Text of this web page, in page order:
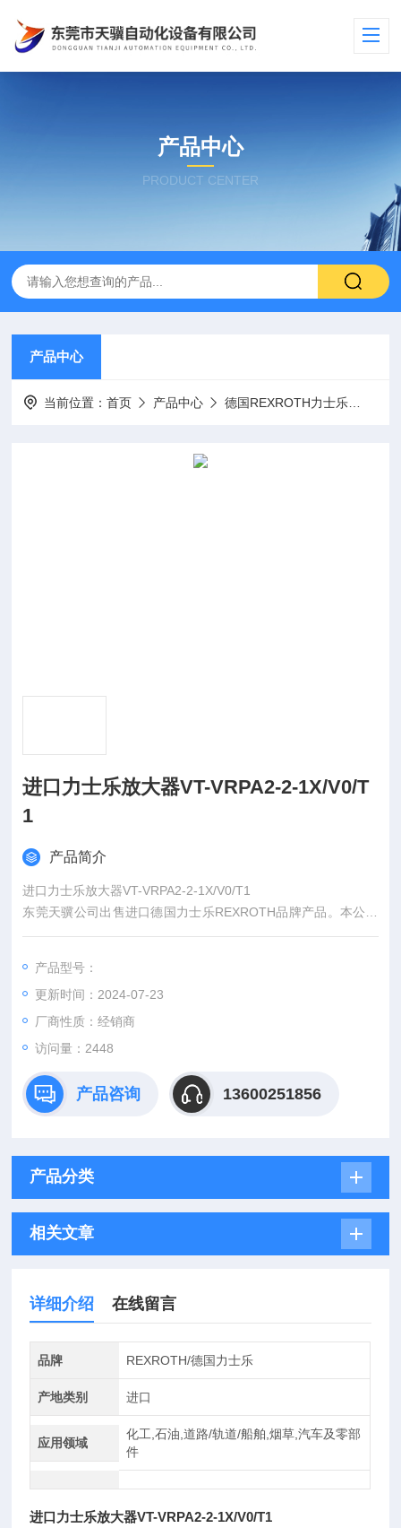
产品中心
PRODUCT CENTER
产品中心
当前位置：首页 产品中心 德国REXROTH力士乐
进口力士乐放大器VT-VRPA2-2-1X/V0/T
1
产品简介
进口力士乐放大器VT-VRPA2-2-1X/V0/T1
东莞天骥公司出售进口德国力士乐REXROTH品牌产品。本公司
以“优质产品，高效服务，以客为先"的宗旨，为您提供原装厂家
务，从而赢得客户的*好评。欢迎放大新老客户来咨询！
产品型号：
更新时间：2024-07-23
厂商性质：经销商
访问量：2448
产品咨询 13600251856
产品分类
相关文章
详细介绍 在线留言
品牌 REXROTH/德国力士乐
产地类别 进口
应用领域
化工,石油,道路/轨道/船舶,烟草,汽车及零部
件
进口力士乐放大器VT-VRPA2-2-1X/V0/T1